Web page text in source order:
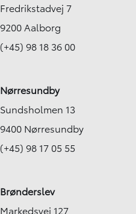
Fredrikstadvej 7
9200 Aalborg
(+45) 98 18 36 00
Nørresundby
Sundsholmen 13
9400 Nørresundby
(+45) 98 17 05 55
Brønderslev
Markedsvej 127